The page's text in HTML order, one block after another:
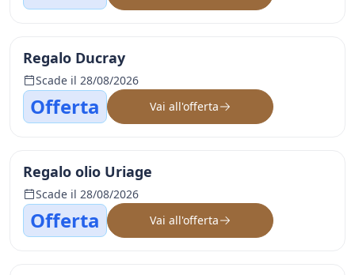
Regalo Ducray
Scade il 28/08/2026
Offerta Vai all'offerta
Regalo olio Uriage
Scade il 28/08/2026
Offerta Vai all'offerta